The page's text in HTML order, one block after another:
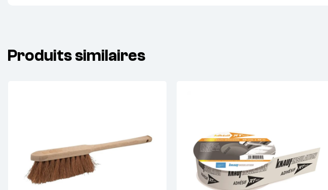
Produits similaires